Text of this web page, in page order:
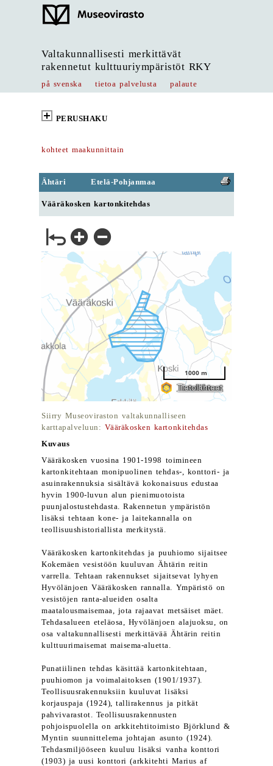
Valtakunnallisesti merkittävät
rakennetut kulttuuriympäristöt RKY
på svenska tietoa palvelusta palaute
PERUSHAKU
kohteet maakunnittain
Ähtäri Etelä-Pohjanmaa
Vääräkosken kartonkitehdas
Siirry Museoviraston valtakunnalliseen
karttapalveluun: Vääräkosken kartonkitehdas
Kuvaus
Vääräkosken vuosina 1901-1998 toimineen
kartonkitehtaan monipuolinen tehdas-, konttori- ja
asuinrakennuksia sisältävä kokonaisuus edustaa
hyvin 1900-luvun alun pienimuotoista
puunjalostustehdasta. Rakennetun ympäristön
lisäksi tehtaan kone- ja laitekannalla on
teollisuushistoriallista merkitystä.
Vääräkosken kartonkitehdas ja puuhiomo sijaitsee
Kokemäen vesistöön kuuluvan Ähtärin reitin
varrella. Tehtaan rakennukset sijaitsevat lyhyen
Hyvölänjoen Vääräkosken rannalla. Ympäristö on
vesistöjen ranta-alueiden osalta
maatalousmaisemaa, jota rajaavat metsäiset mäet.
Tehdasalueen eteläosa, Hyvölänjoen alajuoksu, on
osa valtakunnallisesti merkittävää Ähtärin reitin
kulttuurimaisemat maisema-aluetta.
Punatiilinen tehdas käsittää kartonkitehtaan,
puuhiomon ja voimalaitoksen (1901/1937).
Teollisuusrakennuksiin kuuluvat lisäksi
korjauspaja (1924), tallirakennus ja pitkät
pahvivarastot. Teollisuusrakennusten
pohjoispuolella on arkkitehtitoimisto Björklund &
Myntin suunnittelema johtajan asunto (1924).
Tehdasmiljööseen kuuluu lisäksi vanha konttori
(1903) ja uusi konttori (arkkitehti Marius af